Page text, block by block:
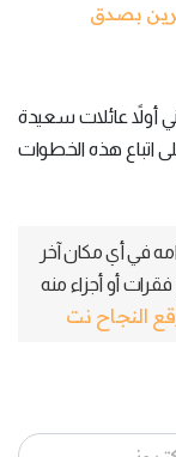
أولاً عائلات سعيدة
اتباع هذه الخطوات
في أي مكان آخر
أو أجزاء منه
النجاح نت